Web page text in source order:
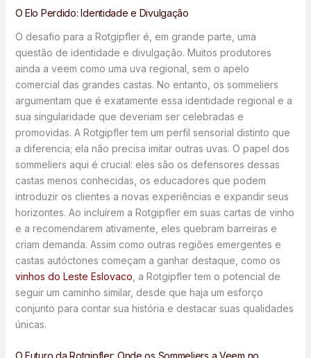
O Elo Perdido: Identidade e Divulgação
O desafio para a Rotgipfler é, em grande parte, uma
questão de identidade e divulgação. Muitos produtores
ainda a veem como uma uva regional, sem o apelo
comercial das grandes castas. No entanto, os sommeliers
argumentam que é exatamente essa identidade regional e a
sua singularidade que deveriam ser celebradas e
promovidas. A Rotgipfler tem um perfil sensorial distinto que
a diferencia; ela não precisa imitar outras uvas. O papel dos
sommeliers aqui é crucial: eles são os defensores dessas
castas menos conhecidas, os educadores que podem
introduzir os clientes a novas experiências e expandir seus
horizontes. Ao incluírem a Rotgipfler em suas cartas de vinho
e a recomendarem ativamente, eles quebram barreiras e
criam demanda. Assim como outras regiões emergentes e
castas autóctones começam a ganhar destaque, como os
vinhos do Leste Eslovaco , a Rotgipfler tem o potencial de
seguir um caminho similar, desde que haja um esforço
conjunto para contar sua história e destacar suas qualidades
únicas.